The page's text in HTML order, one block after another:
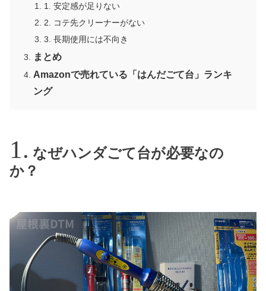
1. 安定感が足りない
2. コテ先クリーナーがない
3. 長期使用には不向き
まとめ
Amazonで売れている「はんだごて台」ランキ
ング
なぜハンダごて台が必要なの
か？